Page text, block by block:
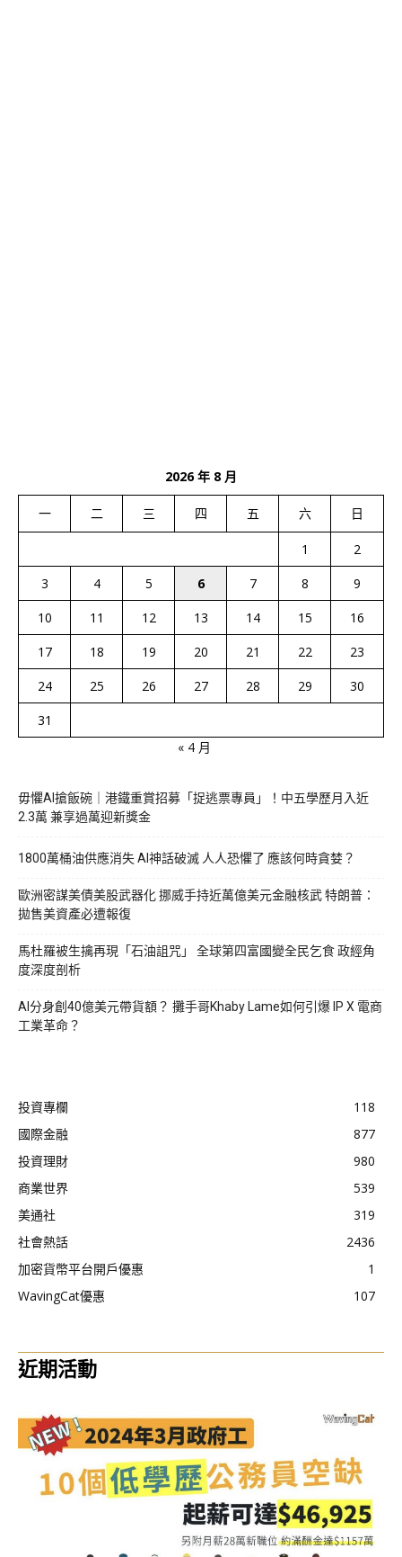
2026 年 8 月
一 二 三 四 五 六 日
1
2
3
4 5 6 7 8
9
10
11 12 13 14 15
16
17
18 19 20 21 22
23
24
25 26 27 28 29
30
31
« 4 月
毋懼AI搶飯碗｜港鐵重賞招募「捉逃票專員」！中五學歷月入近
2.3萬 兼享過萬迎新獎金
1800萬桶油供應消失 AI神話破滅 人人恐懼了 應該何時貪婪？
歐洲密謀美債美股武器化 挪威手持近萬億美元金融核武 特朗普：
拋售美資產必遭報復
馬杜羅被生擒再現「石油詛咒」 全球第四富國變全民乞食 政經角
度深度剖析
AI分身創40億美元帶貨額？ 攤手哥Khaby Lame如何引爆 IP X 電商
工業革命？
投資專欄
118
國際金融
877
投資理財
980
商業世界
539
美通社
319
社會熱話
2436
加密貨幣平台開戶優惠
1
WavingCat優惠
107
近期活動